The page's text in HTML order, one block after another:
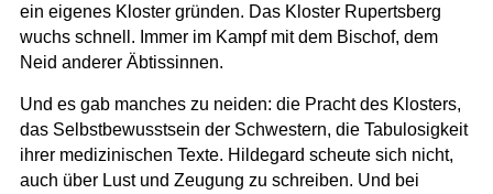
ein eigenes Kloster gründen. Das Kloster Rupertsberg
wuchs schnell. Immer im Kampf mit dem Bischof, dem
Neid anderer Äbtissinnen.
Und es gab manches zu neiden: die Pracht des Klosters,
das Selbstbewusstsein der Schwestern, die Tabulosigkeit
ihrer medizinischen Texte. Hildegard scheute sich nicht,
auch über Lust und Zeugung zu schreiben. Und bei